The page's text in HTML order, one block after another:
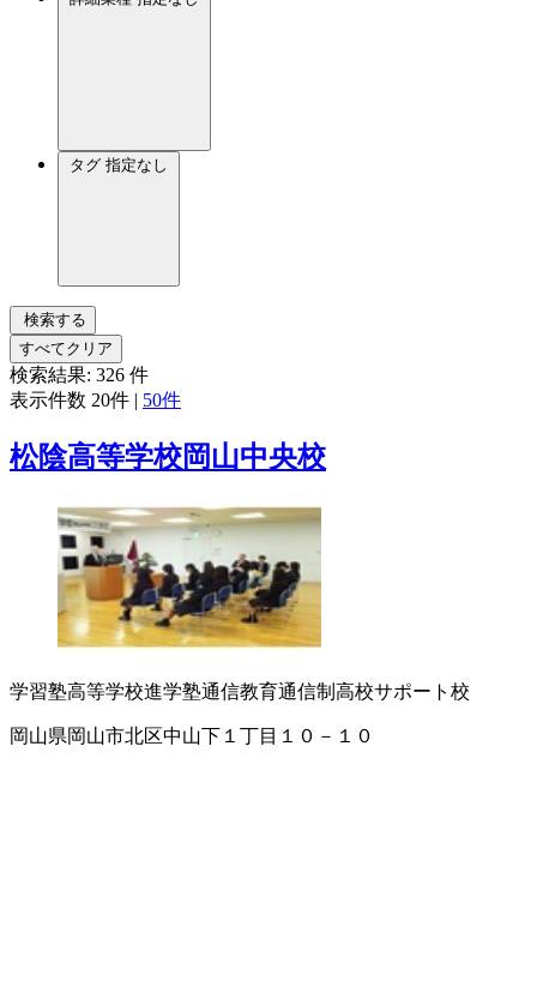
タグ 指定なし
検索する
すべてクリア
検索結果: 326 件
表示件数 20件 | 50件
松陰高等学校岡山中央校
学習塾高等学校進学塾通信教育通信制高校サポート校
岡山県岡山市北区中山下１丁目１０－１０